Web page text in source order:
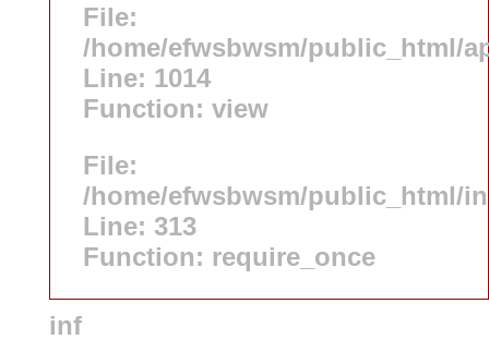
File:
/home/efwsbwsm/public_html/
Line: 1014
Function: view
File:
/home/efwsbwsm/public_html/
Line: 313
Function: require_once
inf